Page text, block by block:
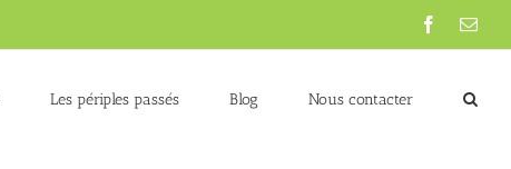
Facebook
Les périples passés Blog Nous contacter